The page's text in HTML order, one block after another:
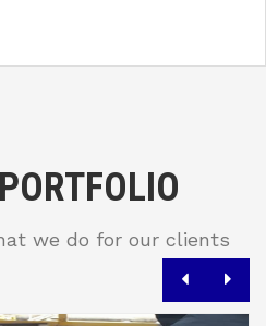
we do for our clients